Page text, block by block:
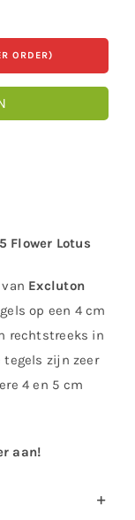
ORDER)
Flower Lotus
Excluton
op een 4 cm
rechtstreeks in
tegels zijn zeer
4 en 5 cm
aan!